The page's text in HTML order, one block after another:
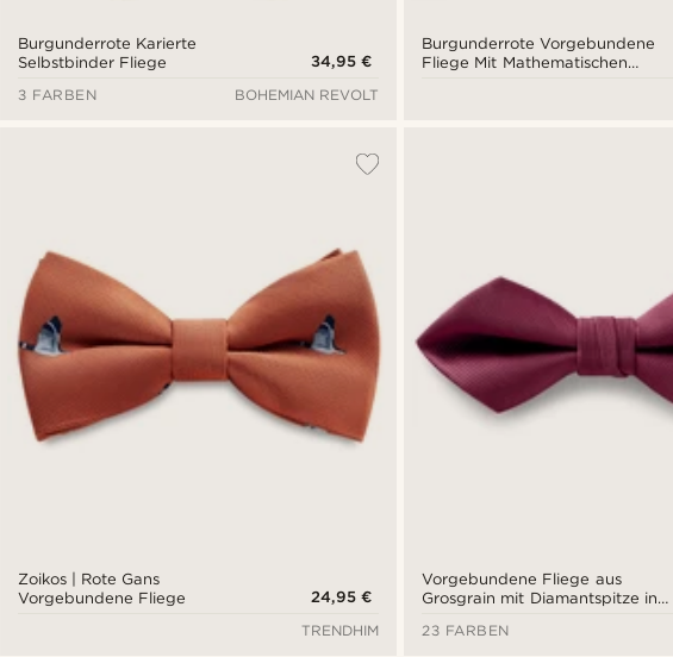
Burgunderrote Karierte
Selbstbinder Fliege
34,95 €
3 FARBEN
BOHEMIAN REVOLT
Burgunderrote Vorgebundene
Fliege Mit Mathematischen
Zoikos | Rote Gans
Vorgebundene Fliege
24,95 €
TRENDHIM
Vorgebundene Fliege aus
Grosgrain mit Diamantspitze in
23 FARBEN